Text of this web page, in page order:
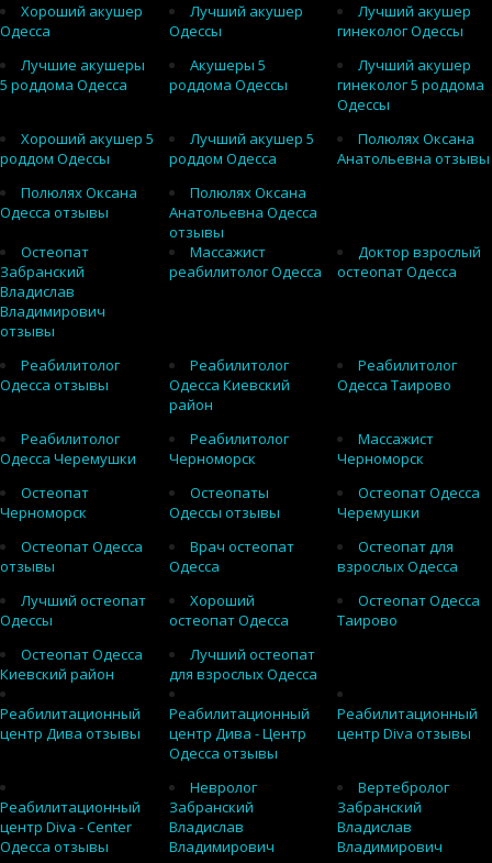
Хороший акушер
Одесса
Лучший акушер
Одессы
Лучший акушер
гинеколог Одессы
Лучшие акушеры
5 роддома Одесса
Акушеры 5
роддома Одессы
Лучший акушер
гинеколог 5 роддома
Одессы
Хороший акушер 5
роддом Одессы
Лучший акушер 5
роддом Одесса
Полюлях Оксана
Анатольевна отзывы
Полюлях Оксана
Одесса отзывы
Полюлях Оксана
Анатольевна Одесса
отзывы
Остеопат
Забранский
Владислав
Владимирович
отзывы
Массажист
реабилитолог Одесса
Доктор взрослый
остеопат Одесса
Реабилитолог
Одесса отзывы
Реабилитолог
Одесса Киевский
район
Реабилитолог
Одесса Таирово
Реабилитолог
Одесса Черемушки
Реабилитолог
Черноморск
Массажист
Черноморск
Остеопат
Черноморск
Остеопаты
Одессы отзывы
Остеопат Одесса
Черемушки
Остеопат Одесса
отзывы
Врач остеопат
Одесса
Остеопат для
взрослых Одесса
Лучший остеопат
Одессы
Хороший
остеопат Одесса
Остеопат Одесса
Таирово
Остеопат Одесса
Киевский район
Лучший остеопат
для взрослых Одесса
Реабилитационный
центр Дива отзывы
Реабилитационный
центр Дива - Центр
Одесса отзывы
Реабилитационный
центр Diva отзывы
Реабилитационный
центр Diva - Center
Одесса отзывы
Невролог
Забранский
Владислав
Владимирович
Вертебролог
Забранский
Владислав
Владимирович